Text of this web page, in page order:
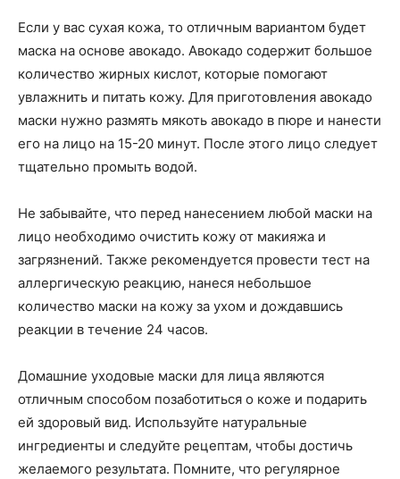
Если у вас сухая кожа, то отличным вариантом будет
маска на основе авокадо. Авокадо содержит большое
количество жирных кислот, которые помогают
увлажнить и питать кожу. Для приготовления авокадо
маски нужно размять мякоть авокадо в пюре и нанести
его на лицо на 15-20 минут. После этого лицо следует
тщательно промыть водой.
Не забывайте, что перед нанесением любой маски на
лицо необходимо очистить кожу от макияжа и
загрязнений. Также рекомендуется провести тест на
аллергическую реакцию, нанеся небольшое
количество маски на кожу за ухом и дождавшись
реакции в течение 24 часов.
Домашние уходовые маски для лица являются
отличным способом позаботиться о коже и подарить
ей здоровый вид. Используйте натуральные
ингредиенты и следуйте рецептам, чтобы достичь
желаемого результата. Помните, что регулярное